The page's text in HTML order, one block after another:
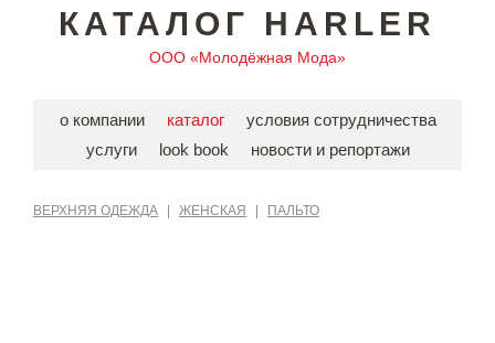
КАТАЛОГ HARLER
ООО «Молодёжная Мода»
о компании каталог
условия сотрудничества
услуги
look book новости и репортажи
ВЕРХНЯЯ ОДЕЖДА ЖЕНСКАЯ ПАЛЬТО